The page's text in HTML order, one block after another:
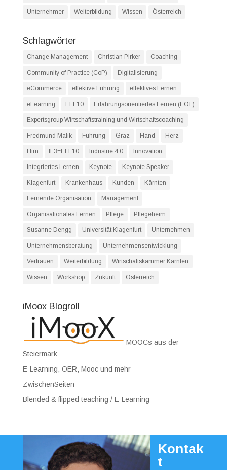
Unternehmer Weiterbildung Wissen Österreich
Schlagwörter
Change Management Christian Pirker Coaching
Community of Practice (CoP) Digitalisierung
eCommerce effektive Führung effektives Lernen
eLearning ELF10 Erfahrungsorientiertes Lernen (EOL)
Expertsgroup Wirtschaftstraining und Wirtschaftscoaching
Fredmund Malik Führung Graz Hand Herz
Hirn IL3=ELF10 Industrie 4.0 Innovation
Integriertes Lernen Keynote Keynote Speaker
Klagenfurt Krankenhaus Kunden Kärnten
Lernende Organisation Management
Organisationales Lernen Pflege Pflegeheim
Susanne Dengg Universität Klagenfurt Unternehmen
Unternehmensberatung Unternehmensentwicklung
Vertrauen Weiterbildung Wirtschaftskammer Kärnten
Wissen Workshop Zukunft Österreich
iMoox Blogroll
MOOCs aus der
Steiermark
E-Learning, OER, Mooc und mehr
ZwischenSeiten
Blended & flipped teaching / E-Learning
Kontak
t